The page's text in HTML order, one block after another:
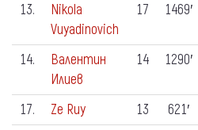
13.
Nikola
Vuyadinovich
17 1469′
14.
Валентин
Илиев
14 1290′
17. Ze Ruy 13 621′